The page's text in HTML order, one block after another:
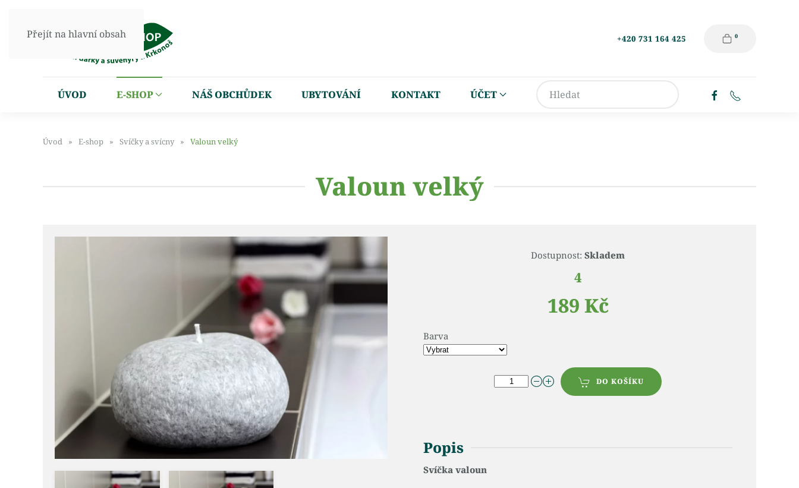
Přejít na hlavní obsah +420 731 164 425 0
ÚVOD E-SHOP NÁŠ OBCHŮDEK UBYTOVÁNÍ KONTAKT ÚČET
Úvod E-shop Svíčky a svícny Valoun velký
Valoun velký
Dostupnost: Skladem
4
189 Kč
Barva
DO KOŠÍKU
Popis
Svíčka valoun